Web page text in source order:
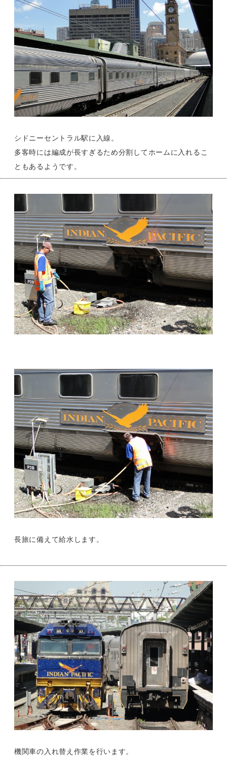
シドニーセントラル駅に入線。
多客時には編成が長すぎるため分割してホームに入れるこ
ともあるようです。
長旅に備えて給水します。
機関車の入れ替え作業を行います。